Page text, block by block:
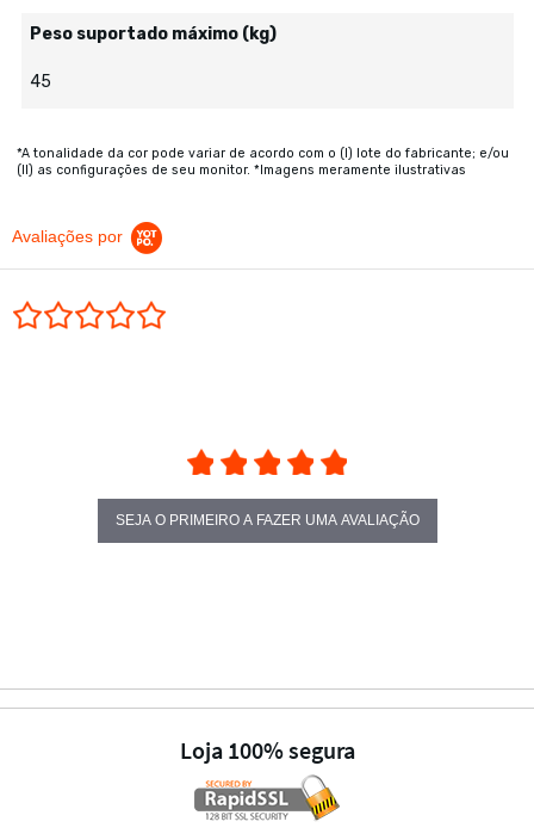
Peso suportado máximo (kg)
45
*A tonalidade da cor pode variar de acordo com o (I) lote do fabricante; e/ou
(II) as configurações de seu monitor. *Imagens meramente ilustrativas
Avaliações por
SEJA O PRIMEIRO A FAZER UMA AVALIAÇÃO